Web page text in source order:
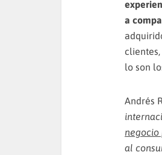
a
lo son
Andrés
negocio
al